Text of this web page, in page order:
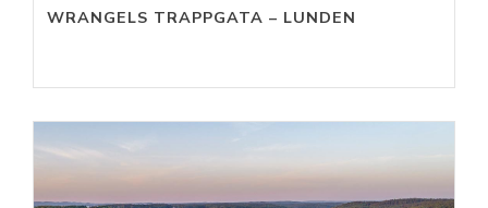
WRANGELS TRAPPGATA – LUNDEN